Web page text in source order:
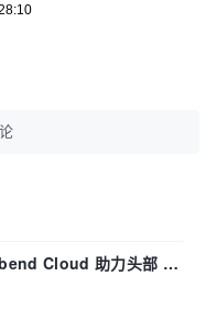
Cloud 助力头部 AI